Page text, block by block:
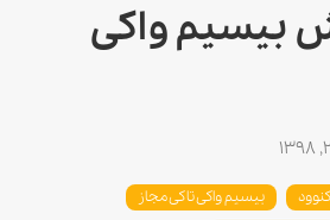
بیسیم واکی
بیسیم واکی تاکی مجاز